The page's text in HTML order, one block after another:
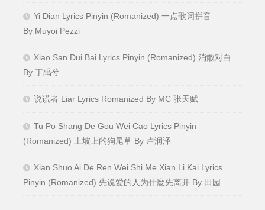
Yi Dian Lyrics Pinyin (Romanized) 一点歌词拼音
By Muyoi Pezzi
Xiao San Dui Bai Lyrics Pinyin (Romanized) 消散对白
By 丁禹兮
说谎者 Liar Lyrics Romanized By MC 张天赋
Tu Po Shang De Gou Wei Cao Lyrics Pinyin
(Romanized) 土坡上的狗尾草 By 卢润泽
Xian Shuo Ai De Ren Wei Shi Me Xian Li Kai Lyrics
Pinyin (Romanized) 先说爱的人为什麼先离开 By 田园